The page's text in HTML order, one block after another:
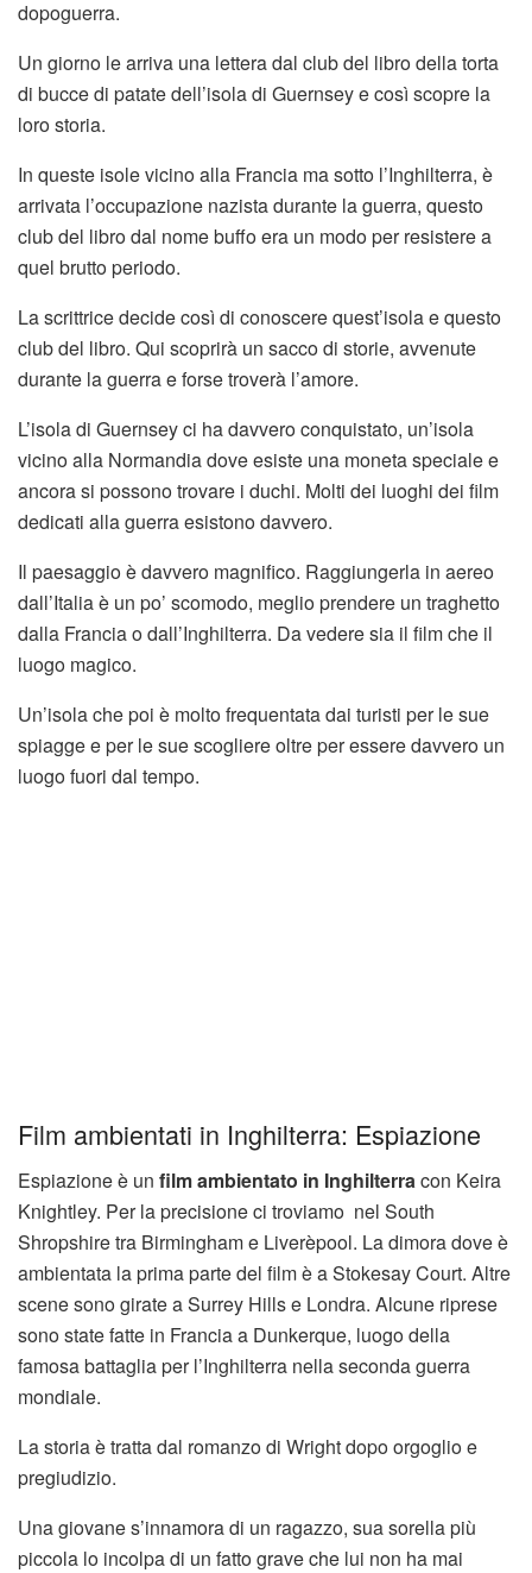
dopoguerra.
Un giorno le arriva una lettera dal club del libro della torta
di bucce di patate dell’isola di Guernsey e così scopre la
loro storia.
In queste isole vicino alla Francia ma sotto l’Inghilterra, è
arrivata l’occupazione nazista durante la guerra, questo
club del libro dal nome buffo era un modo per resistere a
quel brutto periodo.
La scrittrice decide così di conoscere quest’isola e questo
club del libro. Qui scoprirà un sacco di storie, avvenute
durante la guerra e forse troverà l’amore.
L’isola di Guernsey ci ha davvero conquistato, un’isola
vicino alla Normandia dove esiste una moneta speciale e
ancora si possono trovare i duchi. Molti dei luoghi dei film
dedicati alla guerra esistono davvero.
Il paesaggio è davvero magnifico. Raggiungerla in aereo
dall’Italia è un po’ scomodo, meglio prendere un traghetto
dalla Francia o dall’Inghilterra. Da vedere sia il film che il
luogo magico.
Un’isola che poi è molto frequentata dai turisti per le sue
spiagge e per le sue scogliere oltre per essere davvero un
luogo fuori dal tempo.
Film ambientati in Inghilterra: Espiazione
Espiazione è un film ambientato in Inghilterracon Keira
Knightley. Per la precisione ci troviamo nel South
Shropshire tra Birmingham e Liverèpool. La dimora dove è
ambientata la prima parte del film è a Stokesay Court. Altre
scene sono girate a Surrey Hills e Londra. Alcune riprese
sono state fatte in Francia a Dunkerque, luogo della
famosa battaglia per l’Inghilterra nella seconda guerra
mondiale.
La storia è tratta dal romanzo di Wright dopo orgoglio e
pregiudizio.
Una giovane s’innamora di un ragazzo, sua sorella più
piccola lo incolpa di un fatto grave che lui non ha mai